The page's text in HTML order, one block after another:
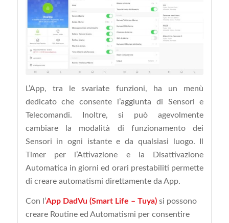
L’App, tra le svariate funzioni, ha un menù
dedicato che consente l’aggiunta di Sensori e
Telecomandi. Inoltre, si può agevolmente
cambiare la modalità di funzionamento dei
Sensori in ogni istante e da qualsiasi luogo. Il
Timer per l’Attivazione e la Disattivazione
Automatica in giorni ed orari prestabiliti permette
di creare automatismi direttamente da App.
Con l’App DadVu (Smart Life – Tuya)si possono
creare Routine ed Automatismi per consentire